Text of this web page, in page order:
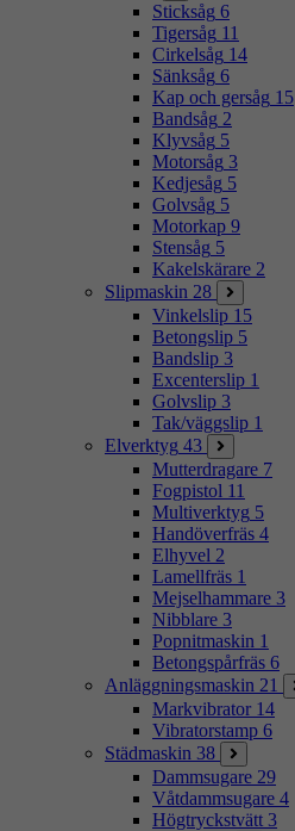
Sticksåg 6
Tigersåg 11
Cirkelsåg 14
Sänksåg 6
Kap och gersåg 15
Bandsåg 2
Klyvsåg 5
Motorsåg 3
Kedjesåg 5
Golvsåg 5
Motorkap 9
Stensåg 5
Kakelskärare 2
Slipmaskin 28
Vinkelslip 15
Betongslip 5
Bandslip 3
Excenterslip 1
Golvslip 3
Tak/väggslip 1
Elverktyg 43
Mutterdragare 7
Fogpistol 11
Multiverktyg 5
Handöverfräs 4
Elhyvel 2
Lamellfräs 1
Mejselhammare 3
Nibblare 3
Popnitmaskin 1
Betongspårfräs 6
Anläggningsmaskin 21
Markvibrator 14
Vibratorstamp 6
Städmaskin 38
Dammsugare 29
Våtdammsugare 4
Högtryckstvätt 3